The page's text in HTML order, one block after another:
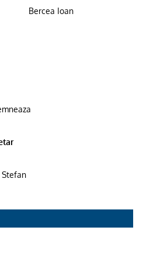
Bercea Ioan